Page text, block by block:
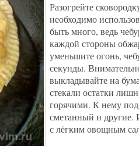
Разогрейте
необходимо
быть много, ведь
каждой стороны
уменьшите огонь,
секунды.
выкладывайте на
стекали остатки
горячими. К нему
сметанный и другие.
с лёгким овощным